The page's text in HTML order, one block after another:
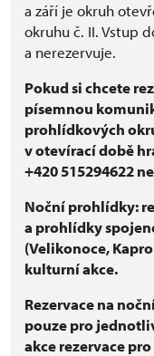
a září je okruh
okruhu č. II. Vstup
a nerezervuje.
Pokud si chcete
písemnou
prohlídkových
v otevírací době
+420 515294622
Noční prohlídky:
a prohlídky
(Velikonoce,
kulturní akce.
Rezervace na
pouze pro
akce rezervace